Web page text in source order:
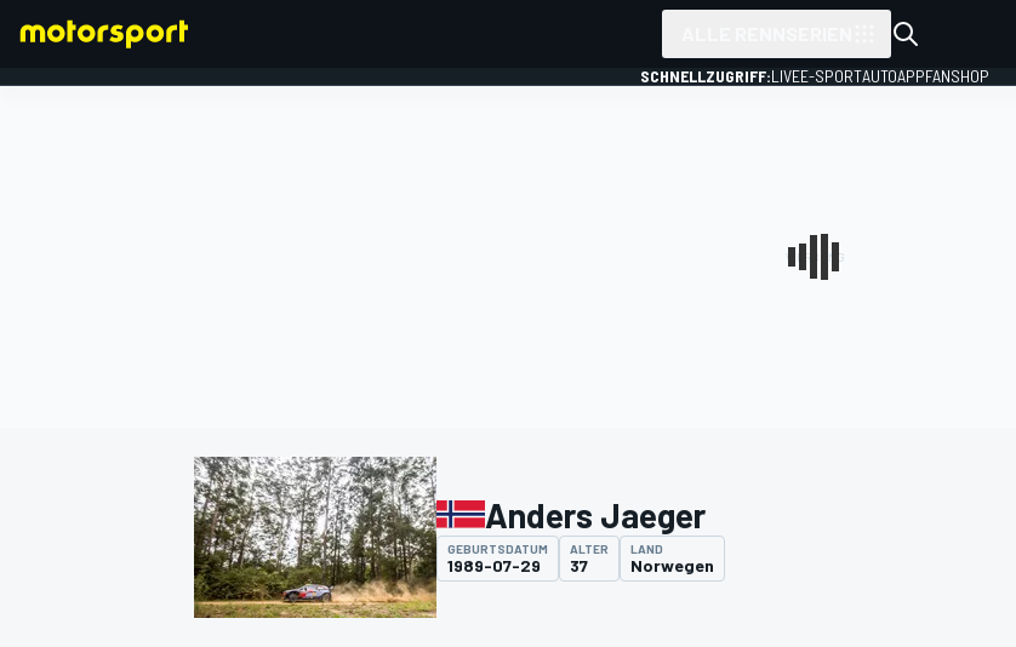
SCHNELLZUGRIFF:LIVEE-SPORTAUTOAPPFANSHOP
Anders Jaeger
GEBURTSDATUM
1989-07-29
ALTER
37
LAND
Norwegen